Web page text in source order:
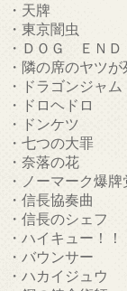
・天牌
・東京闇虫
・ＤＯＧ ＥＮＤ
・隣の席のヤツ
・ドラゴンジャム
・ドロヘドロ
・ドンケツ
・七つの大罪
・奈落の花
・ノーマーク爆牌
・信長協奏曲
・信長のシェフ
・ハイキュー！！
・バウンサー
・ハカイジュウ